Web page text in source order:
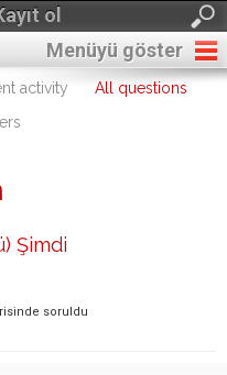
ol
Menüyü göster
activity
All questions
Şimdi
soruldu